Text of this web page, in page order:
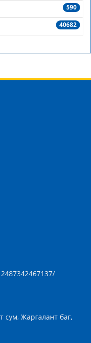
590
40682
сум, Жаргалант баг,